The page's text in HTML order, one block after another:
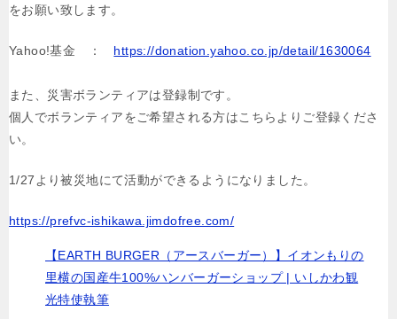
をお願い致します。
Yahoo!基金 ： https://donation.yahoo.co.jp/detail/1630064
また、災害ボランティアは登録制です。
個人でボランティアをご希望される方はこちらよりご登録くださ
い。
1/27より被災地にて活動ができるようになりました。
https://prefvc-ishikawa.jimdofree.com/
【EARTH BURGER（アースバーガー）】イオンもりの
里横の国産牛100%ハンバーガーショップ | いしかわ観
光特使執筆